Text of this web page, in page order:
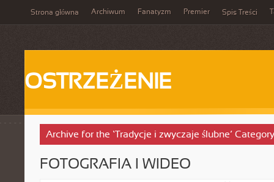
Strona główna Archiwum Fanatyzm Premier Spis Treści
OSTRZEŻENIE
Archive for the ‘Tradycje i zwyczaje ślubne’ Category
FOTOGRAFIA I WIDEO